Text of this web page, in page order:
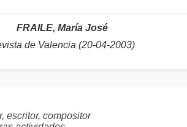
FRAILE, María José
de Valencia (20-04-2003)
escritor, compositor